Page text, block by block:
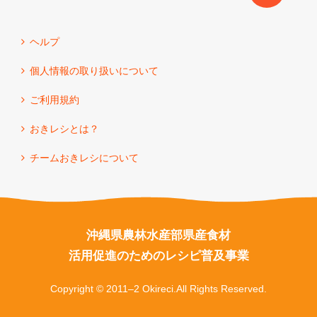
ヘルプ
個人情報の取り扱いについて
ご利用規約
おきレシとは？
チームおきレシについて
沖縄県農林水産部県産食材
活用促進のためのレシピ普及事業
Copyright © 2011–2 Okireci.All Rights Reserved.